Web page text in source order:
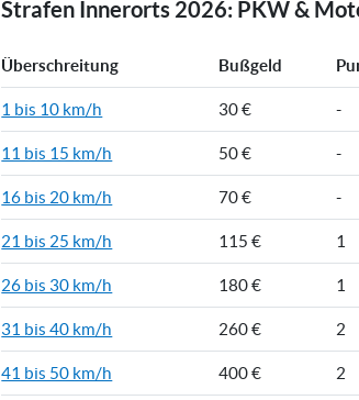
Strafen Innerorts 2026: PKW &
Überschreitung Bußgeld
1 bis 10 km/h 30 € -
11 bis 15 km/h 50 € -
16 bis 20 km/h 70 € -
21 bis 25 km/h 115 € 1
26 bis 30 km/h 180 € 1
31 bis 40 km/h 260 € 2
41 bis 50 km/h 400 € 2